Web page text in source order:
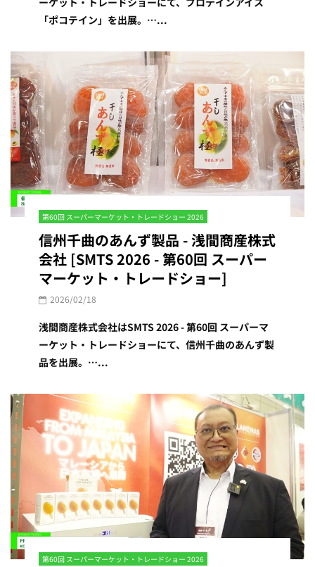
「ポコテイン」を出展。…...
第60回 スーパーマーケット・トレードショー 2026
信州千曲のあんず製品 - 浅間商産株式
会社 [SMTS 2026 - 第60回 スーパー
マーケット・トレードショー]
2026/02/18
浅間商産株式会社はSMTS 2026 - 第60回 スーパーマ
ーケット・トレードショーにて、信州千曲のあんず製
品を出展。…...
第60回 スーパーマーケット・トレードショー 2026